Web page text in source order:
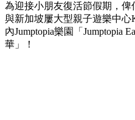
為迎接小朋友復活節假期，
與新加坡屢大型親子遊樂中心
內Jumptopia樂園「Jumptopia
華」！